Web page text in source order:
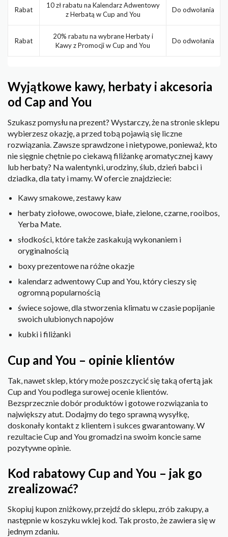
Rabat
10 zł rabatu na Kalendarz Adwentowy
z Herbatą w Cup and You
Do odwołania
Rabat
20% rabatu na wybrane Herbaty i
Kawy z Promocji w Cup and You
Do odwołania
Wyjątkowe kawy, herbaty i akcesoria
od Cap and You
Szukasz pomysłu na prezent? Wystarczy, że na stronie sklepu
wybierzesz okazję, a przed tobą pojawią się liczne
rozwiązania. Zawsze sprawdzone i nietypowe, ponieważ, kto
nie sięgnie chętnie po ciekawą filiżankę aromatycznej kawy
lub herbaty? Na walentynki, urodziny, ślub, dzień babci i
dziadka, dla taty i mamy. W ofercie znajdziecie:
Kawy smakowe, zestawy kaw
herbaty ziołowe, owocowe, białe, zielone, czarne, rooibos,
Yerba Mate.
słodkości, które także zaskakują wykonaniem i
oryginalnością
boxy prezentowe na różne okazje
kalendarz adwentowy Cup and You, który cieszy się
ogromną popularnością
świece sojowe, dla stworzenia klimatu w czasie popijanie
swoich ulubionych napojów
kubki i filiżanki
Cup and You – opinie klientów
Tak, nawet sklep, który może poszczycić się taką ofertą jak
Cup and You podlega surowej ocenie klientów.
Bezsprzecznie dobór produktów i gotowe rozwiązania to
największy atut. Dodajmy do tego sprawną wysyłkę,
doskonały kontakt z klientem i sukces gwarantowany. W
rezultacie Cup and You gromadzi na swoim koncie same
pozytywne opinie.
Kod rabatowy Cup and You – jak go
zrealizować?
Skopiuj kupon zniżkowy, przejdź do sklepu, zrób zakupy, a
następnie w koszyku wklej kod. Tak prosto, że zawiera się w
jednym zdaniu.